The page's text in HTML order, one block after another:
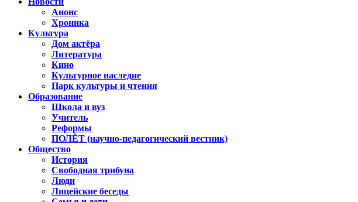
Анонс
Хроника
Культура
Дом актёра
Литература
Кино
Культурное наследие
Парк культуры и чтения
Образование
Школа и вуз
Учитель
Реформы
ПОЛЁТ (научно-педагогический вестник)
Общество
История
Свободная трибуна
Люди
Лицейские беседы